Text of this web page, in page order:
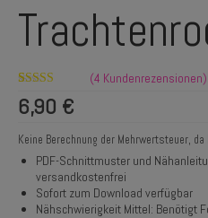
Bewertet
mit4.00
basierend
auf
4
Kundenbewertungen
(4 Kundenrezensionen)
6,90 €
Keine Berechnung der Mehrwertsteuer,
PDF-Schnittmuster und
versandkostenfrei
Sofort zum Download verfügbar
Nähschwierigkeit Mittel: Benötigt